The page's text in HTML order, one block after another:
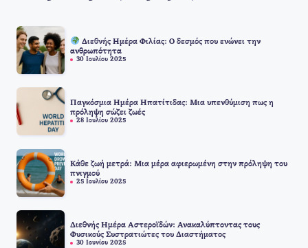
Διεθνής Ημέρα Φιλίας: Ο δεσμός που ενώνει την
ανθρωπότητα
30 Ιουλίου 2025
Παγκόσμια Ημέρα Ηπατίτιδας: Μια υπενθύμιση πως η
πρόληψη σώζει ζωές
28 Ιουλίου 2025
Κάθε ζωή μετρά: Μια μέρα αφιερωμένη στην πρόληψη του
πνιγμού
25 Ιουλίου 2025
Διεθνής Ημέρα Αστεροϊδών: Ανακαλύπτοντας τους
Φυσικούς Συστρατιώτες του Διαστήματος
30 Ιουνίου 2025